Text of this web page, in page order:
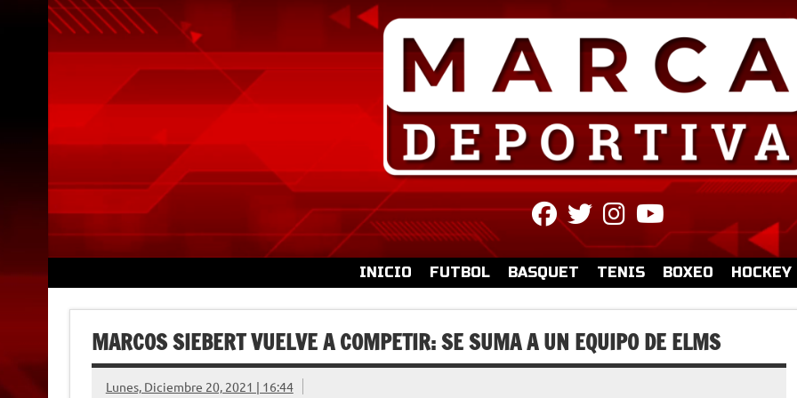
fab
fa-
facebook
fab
fa-
twitter
fab
fa-
instagram
fa-
youtube
INICIO FUTBOL BASQUET TENIS BOXEO HOCKEY
MARCOS SIEBERT VUELVE A COMPETIR: SE SUMA A UN EQUIPO DE ELMS
Lunes, Diciembre 20, 2021 | 16:44